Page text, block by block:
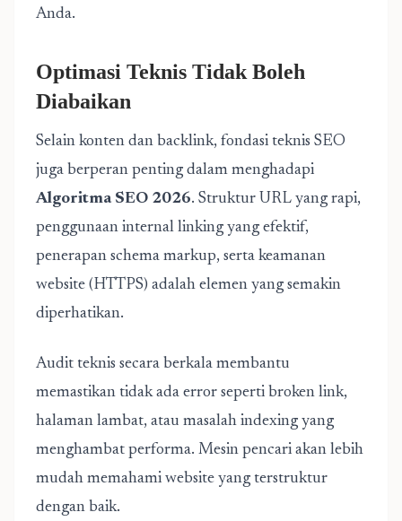
Anda.
Optimasi Teknis Tidak Boleh
Diabaikan
Selain konten dan backlink, fondasi teknis SEO
juga berperan penting dalam menghadapi
Algoritma SEO 2026. Struktur URL yang rapi,
penggunaan internal linking yang efektif,
penerapan schema markup, serta keamanan
website (HTTPS) adalah elemen yang semakin
diperhatikan.
Audit teknis secara berkala membantu
memastikan tidak ada error seperti broken link,
halaman lambat, atau masalah indexing yang
menghambat performa. Mesin pencari akan lebih
mudah memahami website yang terstruktur
dengan baik.